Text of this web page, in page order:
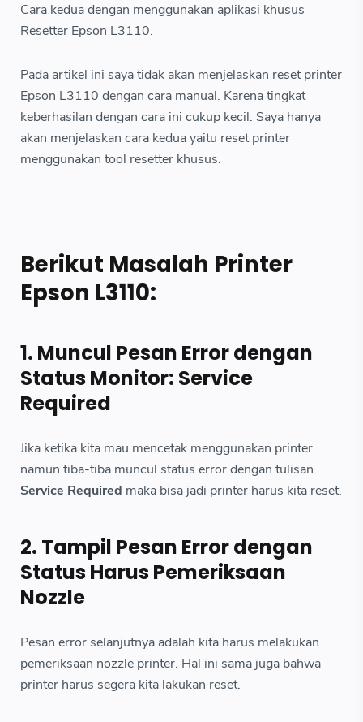
Cara kedua dengan menggunakan aplikasi khusus
Resetter Epson L3110.
Pada artikel ini saya tidak akan menjelaskan reset printer
Epson L3110 dengan cara manual. Karena tingkat
keberhasilan dengan cara ini cukup kecil. Saya hanya
akan menjelaskan cara kedua yaitu reset printer
menggunakan tool resetter khusus.
Berikut Masalah Printer
Epson L3110:
1. Muncul Pesan Error dengan
Status Monitor: Service
Required
Jika ketika kita mau mencetak menggunakan printer
namun tiba-tiba muncul status error dengan tulisan
Service Required maka bisa jadi printer harus kita reset.
2. Tampil Pesan Error dengan
Status Harus Pemeriksaan
Nozzle
Pesan error selanjutnya adalah kita harus melakukan
pemeriksaan nozzle printer. Hal ini sama juga bahwa
printer harus segera kita lakukan reset.